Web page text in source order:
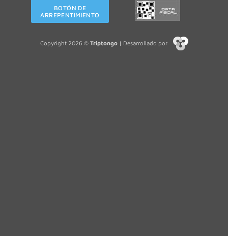
BOTÓN DE
ARREPENTIMIENTO
Copyright 2026 © Triptongo| Desarrollado por